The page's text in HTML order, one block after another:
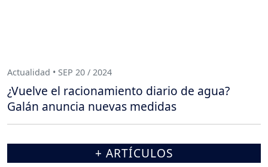
Actualidad • SEP 20 / 2024
¿Vuelve el racionamiento diario de agua?
Galán anuncia nuevas medidas
+ ARTÍCULOS